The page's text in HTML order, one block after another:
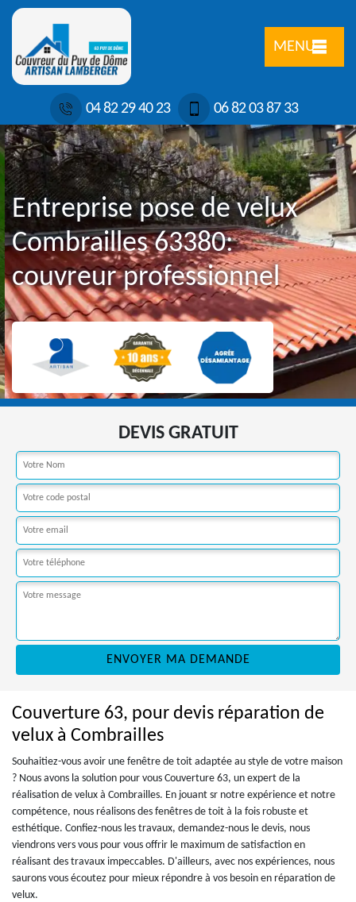
MENU
04 82 29 40 23 06 82 03 87 33
Entreprise pose de velux
Combrailles 63380:
couvreur professionnel
DEVIS GRATUIT
Couverture 63, pour devis réparation de
velux à Combrailles
Souhaitiez-vous avoir une fenêtre de toit adaptée au style de votre maison
? Nous avons la solution pour vous Couverture 63, un expert de la
réalisation de velux à Combrailles. En jouant sr notre expérience et notre
compétence, nous réalisons des fenêtres de toit à la fois robuste et
esthétique. Confiez-nous les travaux, demandez-nous le devis, nous
viendrons vers vous pour vous offrir le maximum de satisfaction en
réalisant des travaux impeccables. D'ailleurs, avec nos expériences, nous
saurons vous écoutez pour mieux répondre à vos besoin en réparation de
velux.